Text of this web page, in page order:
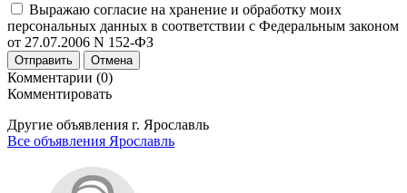
Выражаю согласие на хранение и обработку моих
персональных данных в соответствии с Федеральным законом
от 27.07.2006 N 152-ФЗ
Отправить Отмена
Комментарии (0)
Комментировать
Другие объявления г. Ярославль
Все объявления Ярославль